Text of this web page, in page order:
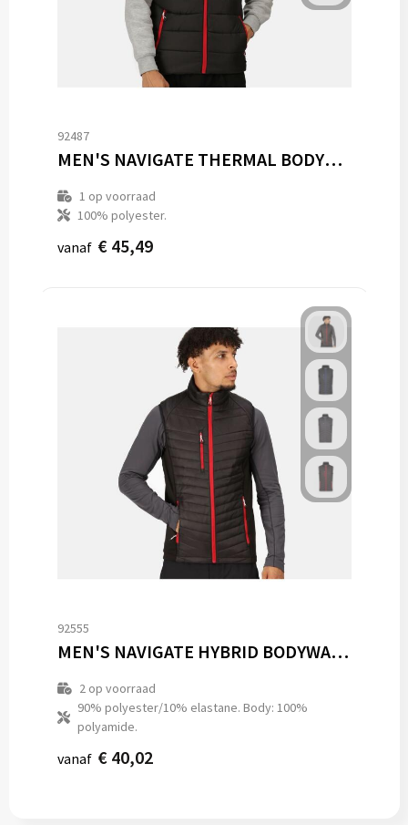
92487
MEN'S NAVIGATE THERMAL BODYWARMER
1 op voorraad
100% polyester.
vanaf € 45,49
92555
MEN'S NAVIGATE HYBRID BODYWARMER
2op voorraad
90% polyester/10% elastane. Body: 100%
polyamide.
vanaf € 40,02